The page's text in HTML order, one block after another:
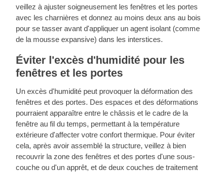
veillez à ajuster soigneusement les fenêtres et les portes
avec les charnières et donnez au moins deux ans au bois
pour se tasser avant d'appliquer un agent isolant (comme
de la mousse expansive) dans les interstices.
Éviter l'excès d'humidité pour les
fenêtres et les portes
Un excès d'humidité peut provoquer la déformation des
fenêtres et des portes. Des espaces et des déformations
pourraient apparaître entre le châssis et le cadre de la
fenêtre au fil du temps, permettant à la température
extérieure d'affecter votre confort thermique. Pour éviter
cela, après avoir assemblé la structure, veillez à bien
recouvrir la zone des fenêtres et des portes d'une sous-
couche ou d'un apprêt, et de deux couches de traitement